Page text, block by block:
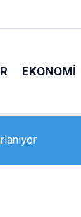
EKONOMI